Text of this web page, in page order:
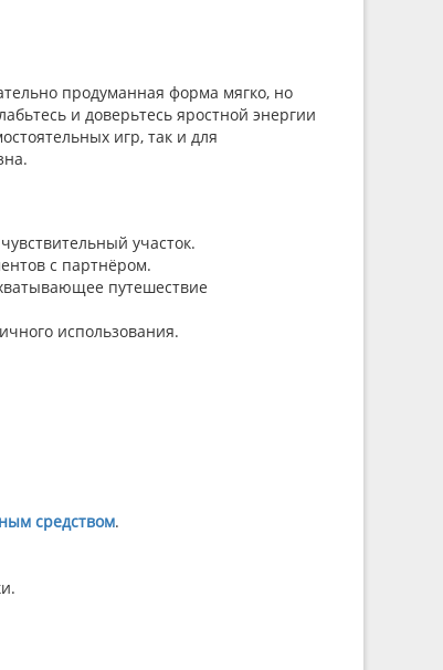
продуманная форма мягко, но
и доверьтесь яростной энергии
игр, так и для
участок.
с партнёром.
путешествие
использования.
средством.